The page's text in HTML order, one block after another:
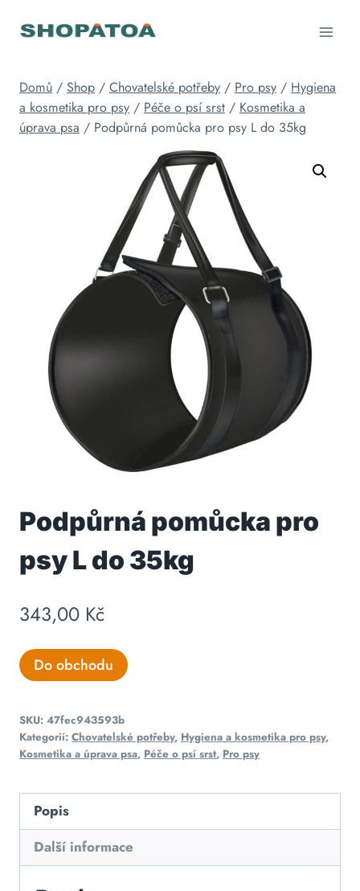
Domů / Shop / Chovatelské potřeby / Pro psy / Hygiena
a kosmetika pro psy / Péče o psí srst / Kosmetika a
úprava psa / Podpůrná pomůcka pro psy L do 35kg
Podpůrná pomůcka pro
psy L do 35kg
343,00 Kč
Do obchodu
SKU: 47fec943593b
Kategorií: Chovatelské potřeby, Hygiena a kosmetika pro psy,
Kosmetika a úprava psa, Péče o psí srst, Pro psy
Popis
Další informace